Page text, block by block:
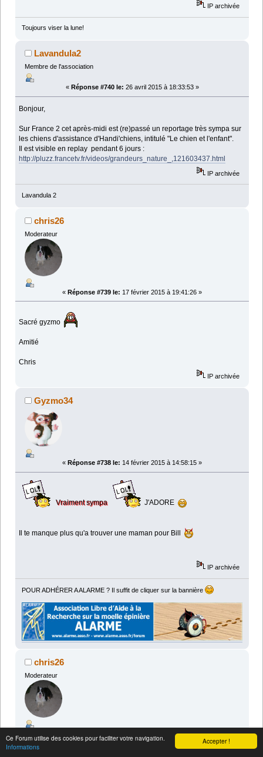
Accepter !
Ce Forum utilise des cookies pour faciliter votre navigation.
Informations
IP archivée
Toujours viser la lune!
Lavandula2
Membre de l'association
« Réponse #740 le: 26 avril 2015 à 18:33:53 »
Bonjour,
Sur France 2 cet après-midi est (re)passé un reportage très sympa sur
les chiens d'assistance d'Handi'chiens, intitulé "Le chien et l'enfant".
Il est visible en replay pendant 6 jours :
http://pluzz.francetv.fr/videos/grandeurs_nature_,121603437.html
IP archivée
Lavandula 2
chris26
Moderateur
« Réponse #739 le: 17 février 2015 à 19:41:26 »
Sacré gyzmo
Amitié
Chris
IP archivée
Gyzmo34
« Réponse #738 le: 14 février 2015 à 14:58:15 »
Vraiment sympa J'ADORE
Il te manque plus qu'a trouver une maman pour Bill
IP archivée
POUR ADHÉRER A ALARME ? Il suffit de cliquer sur la bannière
chris26
Moderateur
13 février 2015 à 18:15:50 »